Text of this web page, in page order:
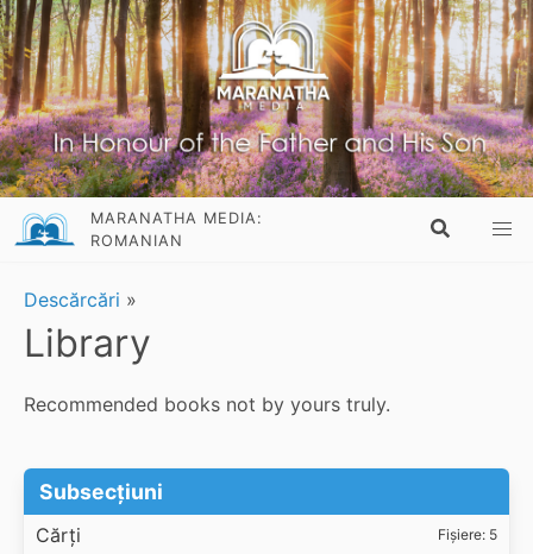
MARANATHA MEDIA:
ROMANIAN
Descărcări »
Library
Recommended books not by yours truly.
Subsecțiuni
Cărți Fișiere: 5